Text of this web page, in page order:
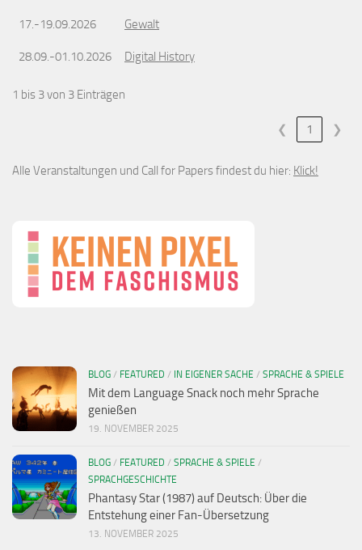
17.-19.09.2026 Gewalt
28.09.-01.10.2026 Digital History
1 bis 3 von 3 Einträgen
❮ 1 ❯
Alle Veranstaltungen und Call for Papers findest du hier: Klick!
BLOG / FEATURED / IN EIGENER SACHE / SPRACHE & SPIELE
Mit dem Language Snack noch mehr Sprache
genießen
19. NOVEMBER 2025
BLOG / FEATURED / SPRACHE & SPIELE /
SPRACHGESCHICHTE
Phantasy Star (1987) auf Deutsch: Über die
Entstehung einer Fan-Übersetzung
13. NOVEMBER 2025